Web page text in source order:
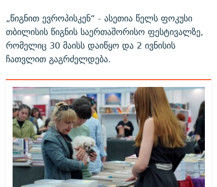
„წიგნით ევროპისკენ“ - ასეთია წელს ფოკუსი
თბილისის წიგნის საერთაშორისო ფესტივალზე,
რომელიც 30 მაისს დაიწყო და 2 ივნისის
ჩათვლით გაგრძელდება.